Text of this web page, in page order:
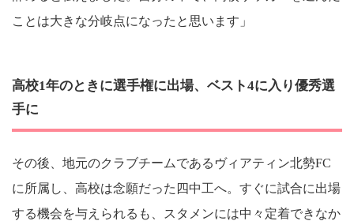
ことは大きな分岐点になったと思います」
高校1年のときに選手権に出場、ベスト4に入り優秀選
手に
その後、地元のクラブチームであるヴィアティン北勢FC
に所属し、高校は念願だった四中工へ。すぐに試合に出場
する機会を与えられるも、スタメンには中々定着できなか